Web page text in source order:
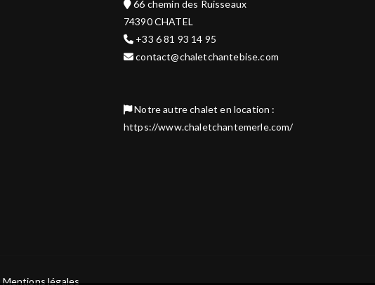
66 chemin des Ruisseaux
74390 CHATEL
+33 6 81 93 14 95
contact@chaletchantebise.com
Notre autre chalet en location :
https://www.chaletchantemerle.com/
Mentions légales